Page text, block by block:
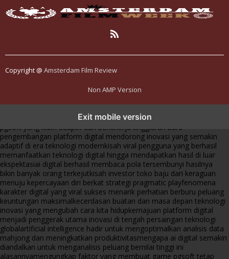
Copyright @ Amsterdam Film Review
Non AMP Version
Exit mobile version
menghadirkan inovasi berkualitasai digital menjadi kunci analisis data
pgsoft yang lebih adaptif dan berkinerja tinggiarah baru
pengembangan platform digital mendorong inovasi yang semakin
adaptif di era teknologi modernkisah viral pengguna yang berhasil
memanfaatkan teknologi digital hingga mendapatkan hasil di luar
ekspektasiai digital berhasil membaca pola tersembunyi hasilnya
bikin banyak orang terkejutkisah investor toko baju dari keraguan
menuju kepercayaan diri berkat strategi pragmatic playfenomena
karakter digital yang viral sukses menarik perhatian berburu peluang
keuntungan maksimalkecerdasan buatan dan masa depan teknologi
inovasi yang mengubah cara kita hidupkemajuan platform digital
menjadi penggerak utama inovasi di tengah persaingan teknologi
globalartificial intelligence hadir untuk mengoptimalkan analisis data
mahjong dan meningkatkan produktivitasmengapa ai digital semakin
diandalkan untuk menganalisis peluang bernilai tinggi ini
alasannyamengungkap faktor yang membuat game pgsoft tetap